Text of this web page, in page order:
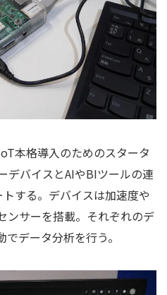
本格導入のためのスタータ
デバイスとAIやBIツールの連
する。デバイスは加速度や
ンサーを搭載。それぞれのデ
データ分析を行う。